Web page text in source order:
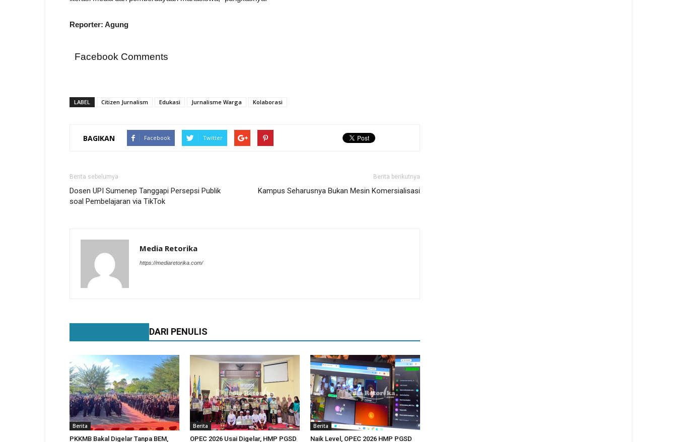
Reporter: Agung
Facebook Comments
LABEL Citizen Jurnalism Edukasi Jurnalisme Warga Kolaborasi
BAGIKAN Facebook Twitter
Berita sebelumya
Dosen UPI Sumenep Tanggapi Persepsi Publik
soal Pembelajaran via TikTok
Berita berikutnya
Kampus Seharusnya Bukan Mesin Komersialisasi
Media Retorika
https://mediaretorika.com/
DARI PENULIS
Berita
PKKMB Bakal Digelar Tanpa BEM,
Berita
OPEC 2026 Usai Digelar, HMP PGSD
Berita
Naik Level, OPEC 2026 HMP PGSD